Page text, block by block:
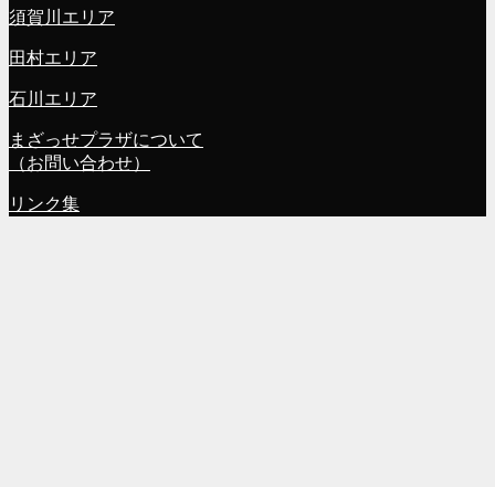
須賀川エリア
田村エリア
石川エリア
まざっせプラザについて
（お問い合わせ）
リンク集